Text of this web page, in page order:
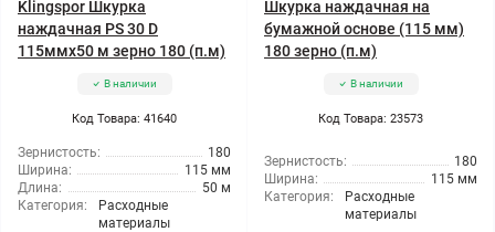
Klingspor Шкурка
наждачная PS 30 D
115ммx50 м зерно 180 (п.м)
В наличии
Код Товара: 41640
Зернистость:
180
Ширина:
115 мм
Длина:
50 м
Категория:
Расходные
материалы
Шкурка наждачная на
бумажной основе (115 мм)
180 зерно (п.м)
В наличии
Код Товара: 23573
Зернистость:
180
Ширина:
115 мм
Категория:
Расходные
материалы